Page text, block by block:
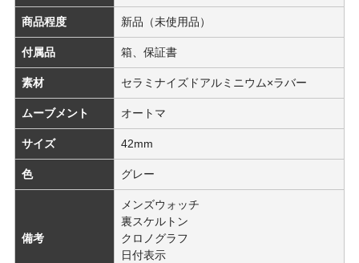
商品程度 新品（未使用品）
付属品 箱、保証書
素材 セラミナイズドアルミニウム×ラバー
ムーブメント オートマ
サイズ 42mm
色 グレー
備考
メンズウォッチ
裏スケルトン
クロノグラフ
日付表示